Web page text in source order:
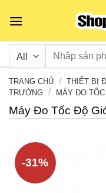
TRANG CHỦ / THIẾT BỊ
TRƯỜNG / MÁY ĐO
Máy Đo Tốc Độ
-31%